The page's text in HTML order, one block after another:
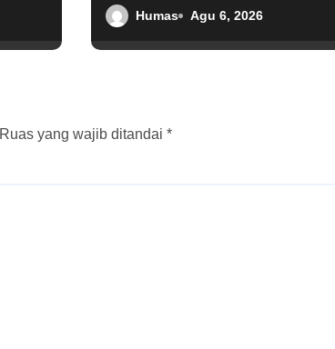
Bina Karsa
Humas Agu 6, 2026
Ruas yang wajib ditandai *